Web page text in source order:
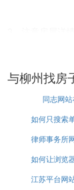
租两种，选择的
况，包括采光
装修等等。
租房的时候，
费标准过高，
与柳州找房
同志网
如何只搜索
容
律师事务所
何
如何让浏览
网
江苏平台网